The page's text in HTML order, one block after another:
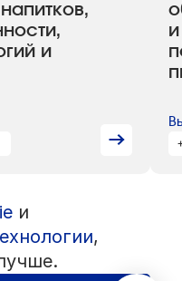
и
Интернэшнл»
возможно только
и
,